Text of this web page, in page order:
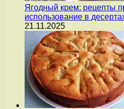
Ягодный крем: рецепты
использование в
21.11.2025